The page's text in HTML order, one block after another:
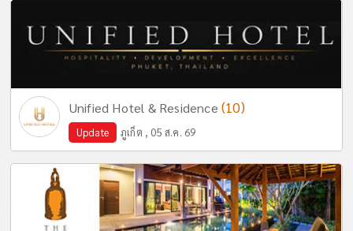
Unified Hotel & Residence (10)
Update ภูเก็ต , 05 ส.ค. 69